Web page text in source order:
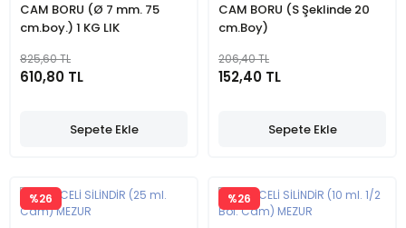
CAM BORU (Ø 7 mm. 75
cm.boy.) 1 KG LIK
825,60 TL
610,80 TL
Sepete Ekle
CAM BORU (S Şeklinde 20
cm.Boy)
206,40 TL
152,40 TL
Sepete Ekle
%26 %26